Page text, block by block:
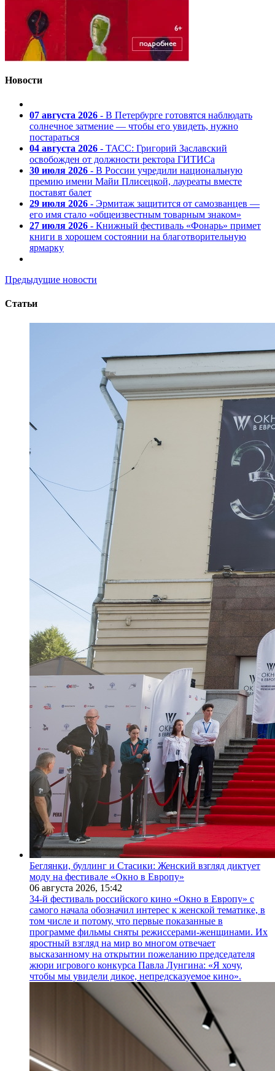
Новости
07 августа 2026 - В Петербурге готовятся наблюдать
солнечное затмение — чтобы его увидеть, нужно
постараться
04 августа 2026 - ТАСС: Григорий Заславский
освобожден от должности ректора ГИТИСа
30 июля 2026 - В России учредили национальную
премию имени Майи Плисецкой, лауреаты вместе
поставят балет
29 июля 2026 - Эрмитаж защитится от самозванцев —
его имя стало «общеизвестным товарным знаком»
27 июля 2026 - Книжный фестиваль «Фонарь» примет
книги в хорошем состоянии на благотворительную
ярмарку
Предыдущие новости
Статьи
Беглянки, буллинг и Стасики: Женский взгляд диктует
моду на фестивале «Окно в Европу»
06 августа 2026, 15:42
34-й фестиваль российского кино «Окно в Европу» с
самого начала обозначил интерес к женской тематике, в
том числе и потому, что первые показанные в
программе фильмы сняты режиссерами-женщинами. Их
яростный взгляд на мир во многом отвечает
высказанному на открытии пожеланию председателя
жюри игрового конкурса Павла Лунгина: «Я хочу,
чтобы мы увидели дикое, непредсказуемое кино».